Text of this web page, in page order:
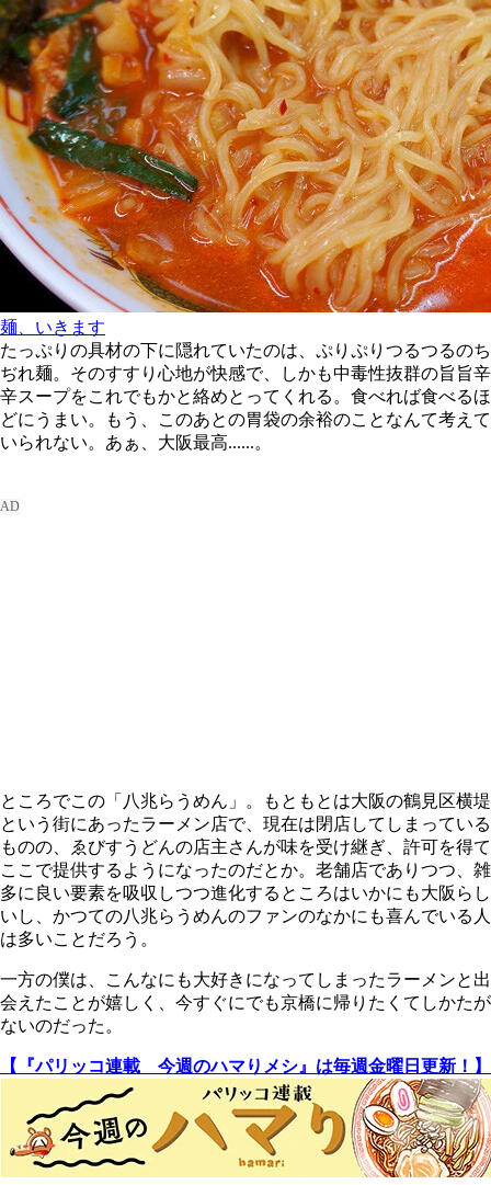
麺、いきます
たっぷりの具材の下に隠れていたのは、ぷりぷりつるつるのち
ぢれ麺。そのすすり心地が快感で、しかも中毒性抜群の旨旨辛
辛スープをこれでもかと絡めとってくれる。食べれば食べるほ
どにうまい。もう、このあとの胃袋の余裕のことなんて考えて
いられない。あぁ、大阪最高......。
ところでこの「八兆らうめん」。もともとは大阪の鶴見区横堤
という街にあったラーメン店で、現在は閉店してしまっている
ものの、ゑびすうどんの店主さんが味を受け継ぎ、許可を得て
ここで提供するようになったのだとか。老舗店でありつつ、雑
多に良い要素を吸収しつつ進化するところはいかにも大阪らし
いし、かつての八兆らうめんのファンのなかにも喜んでいる人
は多いことだろう。
一方の僕は、こんなにも大好きになってしまったラーメンと出
会えたことが嬉しく、今すぐにでも京橋に帰りたくてしかたが
ないのだった。
【『パリッコ連載 今週のハマりメシ』は毎週金曜日更新！】